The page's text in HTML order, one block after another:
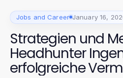
Jobs and Career January 16,
Strategien und
Headhunter
erfolgreiche